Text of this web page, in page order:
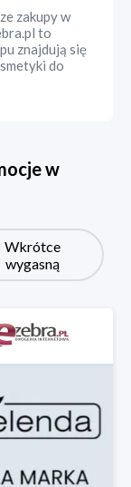
zakupy w
to
znajdują się
do
w
Wkrótce
wygasną